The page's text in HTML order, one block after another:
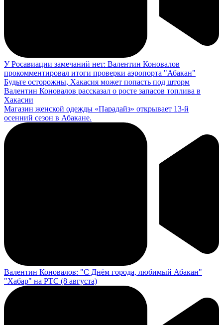
У Росавиации замечаний нет: Валентин Коновалов
прокомментировал итоги проверки аэропорта "Абакан"
Будьте осторожны, Хакасия может попасть под шторм
Валентин Коновалов рассказал о росте запасов топлива в
Хакасии
Магазин женской одежды «Парадайз» открывает 13-й
осенний сезон в Абакане.
Валентин Коновалов: "С Днём города, любимый Абакан"
"Хабар" на РТС (8 августа)